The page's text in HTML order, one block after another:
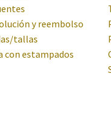
y reembolso
tallas
con estampados